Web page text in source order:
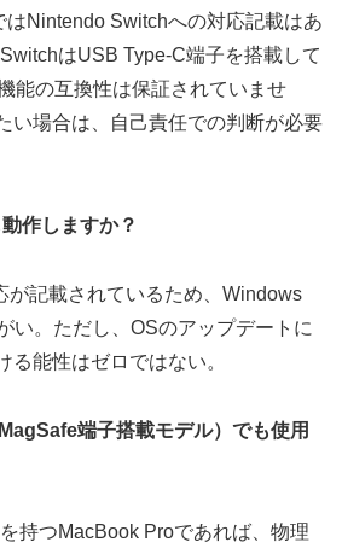
Nintendo Switchへの対応記載はあ
はUSB Type-C端子を搭載して
能の互換性は保証されていませ
い場合は、自己責任での判断が必要
作しますか？
が記載されているため、Windows
い。ただし、OSのアップデートに
る能性はゼロではない。
端子搭載モデル）でも使用
持つMacBook Proであれば、物理